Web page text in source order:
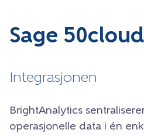
Sage 50cloud
Integrasjonen
BrightAnalytics
operasjonelle data i én